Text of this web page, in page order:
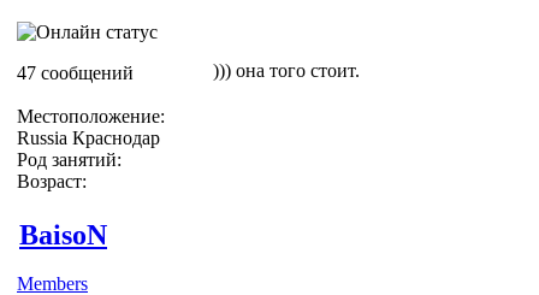
47 сообщений
Местоположение:
Russia Краснодар
Род занятий:
Возраст:
))) она того стоит.
BaisoN
Members